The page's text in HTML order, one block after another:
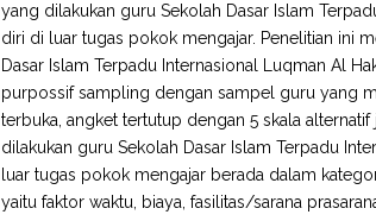
yang dilakukan guru Sekolah Dasar Islam
diri di luar tugas pokok mengajar. Penelitian ini
Dasar Islam Terpadu Internasional Luqman Al
purpossif sampling dengan sampel guru yang
terbuka, angket tertutup dengan 5 skala
dilakukan guru Sekolah Dasar Islam Terpadu
luar tugas pokok mengajar berada dalam
yaitu faktor waktu, biaya, fasilitas/sarana